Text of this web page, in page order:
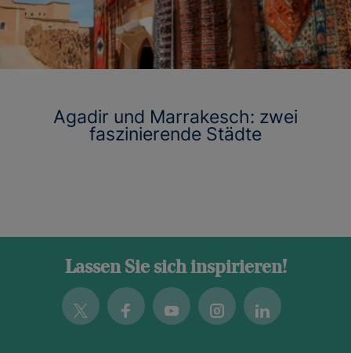
Agadir und Marrakesch: zwei
faszinierende Städte
Lassen Sie sich inspirieren!
Twitter FacebookYoutubeInstagramLinkedin